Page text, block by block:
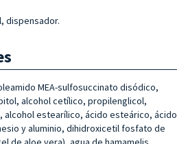
dispensador.
MEA-sulfosuccinato disódico,
alcohol cetílico, propilenglicol,
estearílico, ácido esteárico, ácido
y aluminio, dihidroxicetil fosfato de